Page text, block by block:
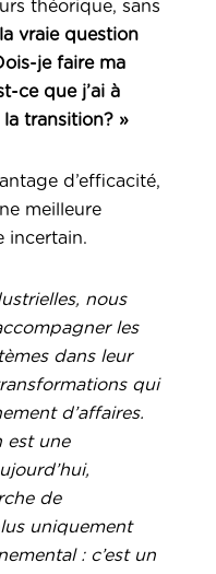
théorique, sans
la vraie question
je faire ma
ce que j’ai à
transition? »
d’efficacité,
meilleure
incertain.
nous
les
dans leur
qui
d’affaires.
est une
de
uniquement
: c’est un